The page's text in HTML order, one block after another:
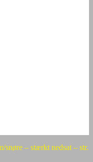
snøre – stærkt nedsat – str.